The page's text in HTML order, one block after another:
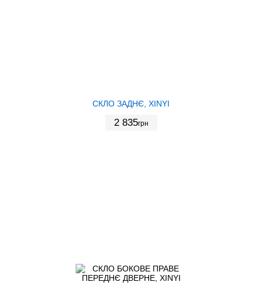
СКЛО ЗАДНЄ, XINYI
2 835грн